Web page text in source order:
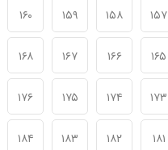
۱۵۷ ۱۵۸ ۱۵۹ ۱۶۰
۱۶۵ ۱۶۶ ۱۶۷ ۱۶۸
۱۷۳ ۱۷۴ ۱۷۵ ۱۷۶
۱۸۱ ۱۸۲ ۱۸۳ ۱۸۴